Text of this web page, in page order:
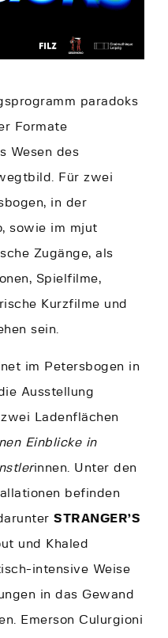
paradoks
Formate
Wesen des
Für zwei
in der
sowie im mjut
Zugänge, als
Spielfilme,
Kurzfilme und
sein.
im Petersbogen in
Ausstellung
Ladenflächen
Einblicke in
innen. Unter den
befinden
STRANGER’S
und Khaled
intensive Weise
in das Gewand
Emerson Culurgioni